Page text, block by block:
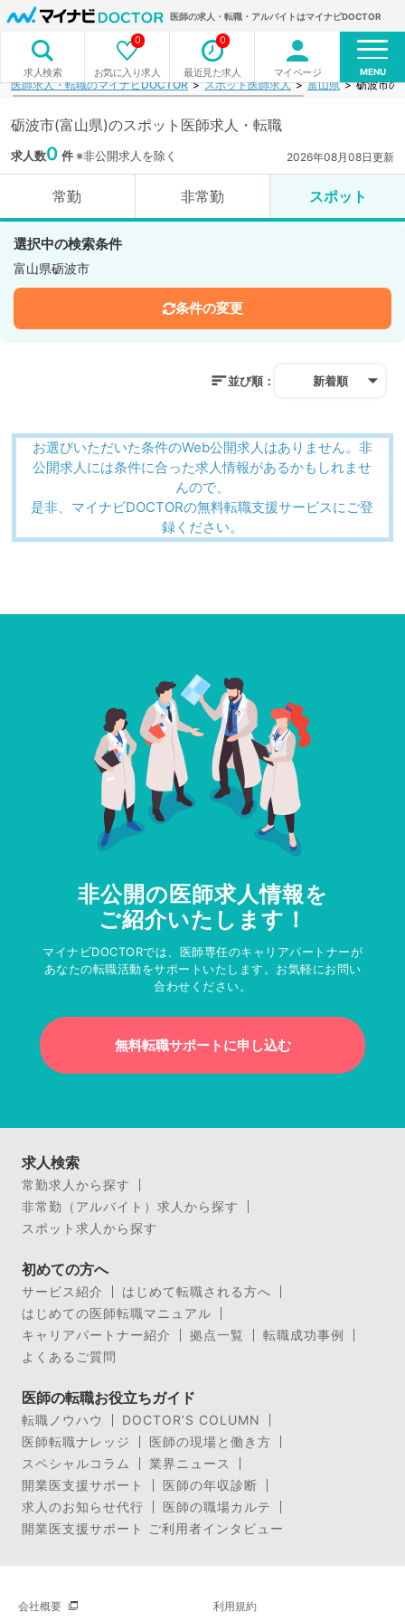
医師の求人・転職・アルバイトはマイナビDOCTOR
求人検索 お気に入り求人
0
最近見た求人
0
マイページ MENU
医師求人・転職のマイナビDOCTOR スポット医師求人 富山県 砺波市の
砺波市(富山県)のスポット医師求人・転職
求人数0 件※非公開求人を除く 2026年08月08日更新
常勤 非常勤 スポット
選択中の検索条件
富山県砺波市
条件の変更
並び順： 新着順
お選びいただいた条件のWeb公開求人はありません。非
公開求人には条件に合った求人情報があるかもしれませ
んので、
是非、マイナビDOCTORの無料転職支援サービスにご登
録ください。
非公開の医師求人情報を
ご紹介いたします！
マイナビDOCTORでは、医師専任のキャリアパートナーが
あなたの転職活動をサポートいたします。お気軽にお問い
合わせください。
無料転職サポートに申し込む
求人検索
常勤求人から探す
非常勤（アルバイト）求人から探す
スポット求人から探す
初めての方へ
サービス紹介
はじめて転職される方へ
はじめての医師転職マニュアル
キャリアパートナー紹介
拠点一覧
転職成功事例
よくあるご質問
医師の転職お役立ちガイド
転職ノウハウ
DOCTOR’S COLUMN
医師転職ナレッジ
医師の現場と働き方
スペシャルコラム
業界ニュース
開業医支援サポート
医師の年収診断
求人のお知らせ代行
医師の職場カルテ
開業医支援サポート ご利用者インタビュー
会社概要 利用規約